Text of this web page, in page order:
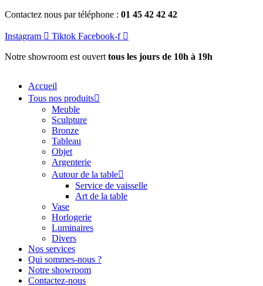
Aller
contenu
Contactez nous par téléphone : 01 45 42 42 42
Instagram Tiktok Facebook-f
Notre showroom est ouvert tous les jours de 10h à 19h
Accueil
Tous nos produits
Meuble
Sculpture
Bronze
Tableau
Objet
Argenterie
Autour de la table
Service de vaisselle
Art de la table
Vase
Horlogerie
Luminaires
Divers
Nos services
Qui sommes-nous ?
Notre showroom
Contactez-nous